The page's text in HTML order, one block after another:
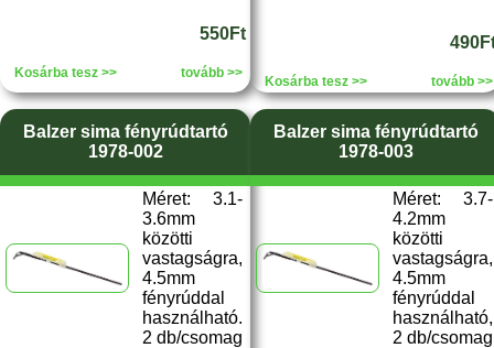
550Ft
Kosárba tesz >> tovább >>
Kosárba tesz >> tovább >>
Balzer sima fényrúdtartó
1978-002
Méret: 3.1-
3.6mm
közötti
vastagságra,
4.5mm
fényrúddal
használható.
2 db/csomag
Balzer sima fényrúdtartó
1978-003
Méret: 3.7-
4.2mm
közötti
vastagságra,
4.5mm
fényrúddal
használható,
2 db/csomag